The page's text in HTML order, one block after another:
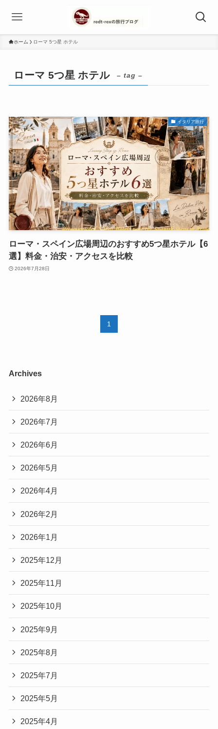
ホーム ローマ 5つ星 ホテル
ローマ 5つ星 ホテル – tag –
イタリア旅行
ローマ・スペイン広場周辺のおすすめ5つ星ホテル【6
選】料金・治安・アクセスを比較
2026年7月28日
1
Archives
2026年8月
2026年7月
2026年6月
2026年5月
2026年4月
2026年2月
2026年1月
2025年12月
2025年11月
2025年10月
2025年9月
2025年8月
2025年7月
2025年5月
2025年4月